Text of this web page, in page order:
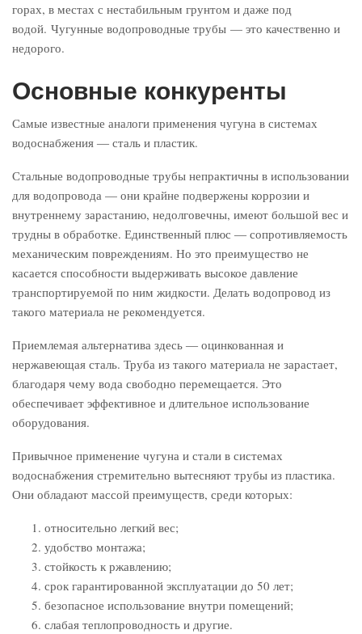
горах, в местах с нестабильным грунтом и даже под
водой. Чугунные водопроводные трубы — это качественно и
недорого.
Основные конкуренты
Самые известные аналоги применения чугуна в системах
водоснабжения ― сталь и пластик.
Стальные водопроводные трубы непрактичны в использовании
для водопровода — они крайне подвержены коррозии и
внутреннему зарастанию, недолговечны, имеют большой вес и
трудны в обработке. Единственный плюс ― сопротивляемость
механическим повреждениям. Но это преимущество не
касается способности выдерживать высокое давление
транспортируемой по ним жидкости. Делать водопровод из
такого материала не рекомендуется.
Приемлемая альтернатива здесь ― оцинкованная и
нержавеющая сталь. Труба из такого материала не зарастает,
благодаря чему вода свободно перемещается. Это
обеспечивает эффективное и длительное использование
оборудования.
Привычное применение чугуна и стали в системах
водоснабжения стремительно вытесняют трубы из пластика.
Они обладают массой преимуществ, среди которых:
относительно легкий вес;
удобство монтажа;
стойкость к ржавлению;
срок гарантированной эксплуатации до 50 лет;
безопасное использование внутри помещений;
слабая теплопроводность и другие.